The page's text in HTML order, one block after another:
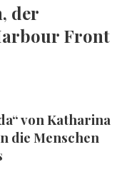
der
Front
von Katharina
die Menschen